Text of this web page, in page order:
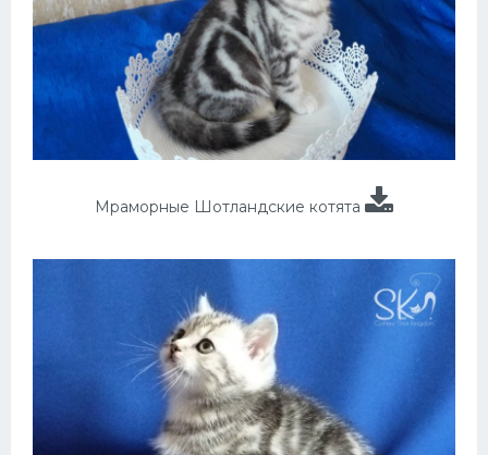
Мраморные Шотландские котята